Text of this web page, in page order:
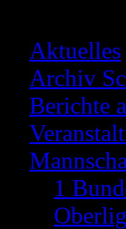
Aktuelles
Archiv
Berichte
1